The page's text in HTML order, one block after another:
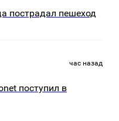
пострадал пешеход
час назад
поступил в